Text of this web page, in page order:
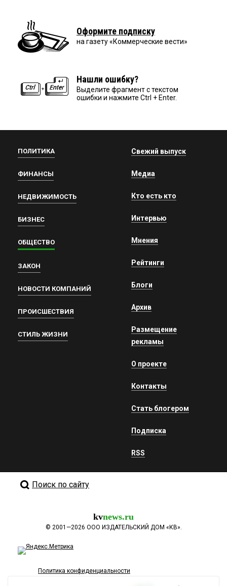
Оформите подписку
на газету «Коммерческие вести»
Нашли ошибку?
Выделите фрагмент с текстом
ошибки и нажмите Ctrl + Enter.
ПОЛИТИКА
ФИНАНСЫ
НЕДВИЖИМОСТЬ
БИЗНЕС
ОБЩЕСТВО
ЗАКОН
НОВОСТИ КОМПАНИЙ
ПРОИСШЕСТВИЯ
СТИЛЬ ЖИЗНИ
Свежий выпуск
Медиа
Кто есть кто
Интервью
Мнения
Рейтинги
Блоги
Архив
Размещение
рекламы
О проекте
Контакты
Стать блогером
Подписка
RSS
Поиск по сайту
kvnews.ru
© 2001—2026 ООО ИЗДАТЕЛЬСКИЙ ДОМ «КВ».
Политика конфиденциальности